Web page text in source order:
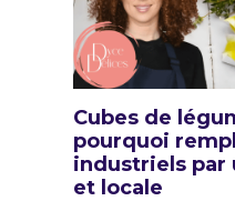
Cubes de
pourquoi
industriels par
et locale